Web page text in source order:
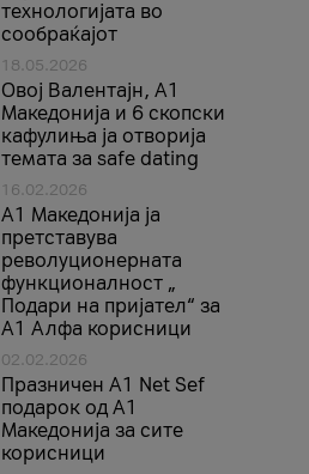
технологијата во
сообраќајот
18.05.2026
Овој Валентајн, A1
Македонија и 6 скопски
кафулиња ја отворија
темата за safe dating
16.02.2026
А1 Македонија ја
претставува
револуционерната
функционалност „
Подари на пријател“ за
А1 Алфа корисници
02.02.2026
Празничен A1 Net Sеf
подарок од А1
Македонија за сите
корисници